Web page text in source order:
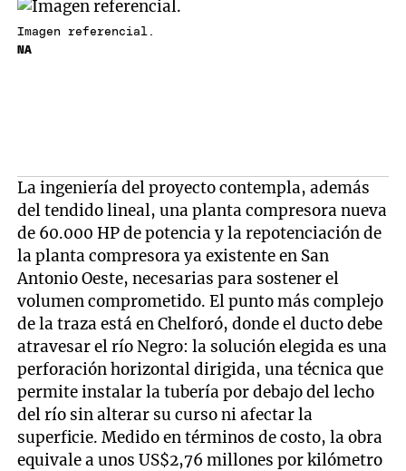
Imagen referencial.
NA
La ingeniería del proyecto contempla, además
del tendido lineal, una planta compresora nueva
de 60.000 HP de potencia y la repotenciación de
la planta compresora ya existente en San
Antonio Oeste, necesarias para sostener el
volumen comprometido. El punto más complejo
de la traza está en Chelforó, donde el ducto debe
atravesar el río Negro: la solución elegida es una
perforación horizontal dirigida, una técnica que
permite instalar la tubería por debajo del lecho
del río sin alterar su curso ni afectar la
superficie. Medido en términos de costo, la obra
equivale a unos US$2,76 millones por kilómetro